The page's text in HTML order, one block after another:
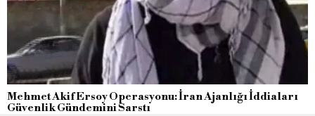
Mehmet Akif Ersoy Operasyonu: İran Ajanlığı İddiaları
Güvenlik Gündemini Sarstı